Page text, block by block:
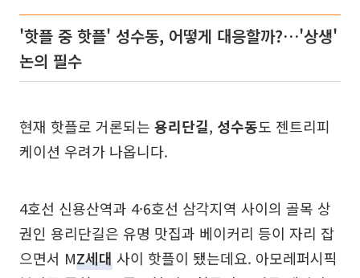
'핫플 중 핫플' 성수동, 어떻게 대응할까?…'상생'
논의 필수
현재 핫플로 거론되는 용리단길, 성수동도 젠트리피
케이션 우려가 나옵니다.
4호선 신용산역과 4·6호선 삼각지역 사이의 골목 상
권인 용리단길은 유명 맛집과 베이커리 등이 자리 잡
으면서 MZ세대사이 핫플이 됐는데요. 아모레퍼시픽